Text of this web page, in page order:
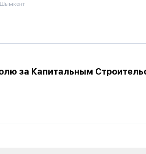
за Капитальным